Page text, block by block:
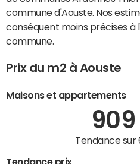
commune d'Aouste. Nos
conséquent moins précises à
commune.
Prix du m2 à Aouste
Maisons et appartements
909
Tendance sur
Tendance prix